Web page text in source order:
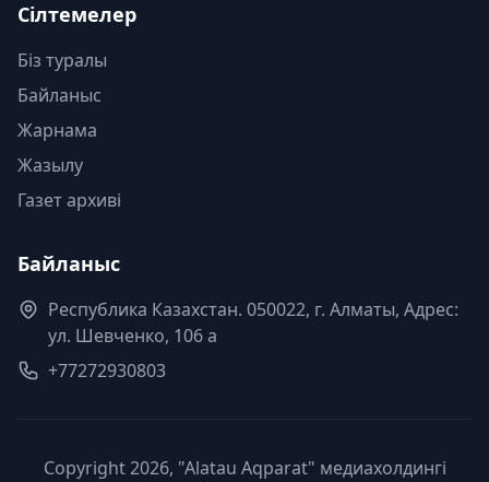
Сілтемелер
Біз туралы
Байланыс
Жарнама
Жазылу
Газет архиві
Байланыс
Республика Казахстан. 050022, г. Алматы, Адрес:
ул. Шевченко, 106 а
+77272930803
Copyright 2026, "Alatau Aqparat" медиахолдингі